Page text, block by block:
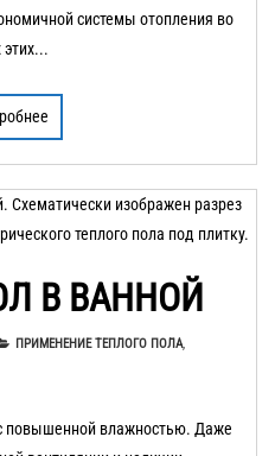
системы отопления во
этих...
В ВАННОЙ
ПРИМЕНЕНИЕ ТЕПЛОГО ПОЛА,
повышенной влажностью. Даже